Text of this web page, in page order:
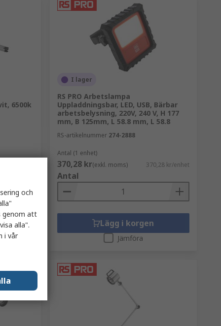
6500k
I lager
RS PRO Arbetslampa
Uppladdningsbar, LED, USB, Bärbar
arbetsbelysning, 220V, 240 V, H 177
mm, B 125mm, L 58.8 mm, L 58.8
RS-artikelnummer 274-2888
Antal (1 enhet)
370,28 kr(exkl. moms) 370,28 kr/enhet
Antal
Lägg i korgen
Jämföra
och
genom att
alla".
i vår